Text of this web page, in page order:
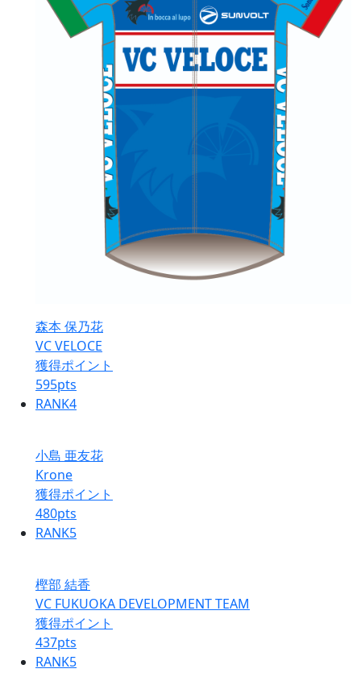
森本 保乃花
VC VELOCE
獲得ポイント
595pts
RANK4
小島 亜友花
Krone
獲得ポイント
480pts
RANK5
樫部 結香
VC FUKUOKA DEVELOPMENT TEAM
獲得ポイント
437pts
RANK5